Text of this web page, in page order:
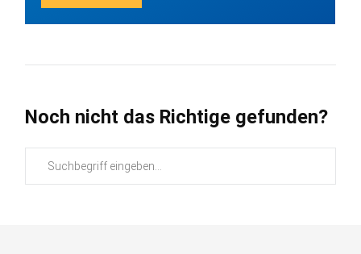
Noch nicht das Richtige gefunden?